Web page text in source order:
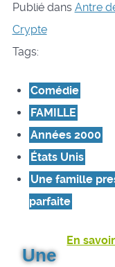
Publié dans Antre
Crypte
Tags:
Comédie
FAMILLE
Années 2000
États Unis
Une famille
parfaite
En
Une